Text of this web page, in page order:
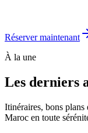
Réserver maintenant
À la une
Les derniers
Itinéraires, bons plans
Maroc en toute